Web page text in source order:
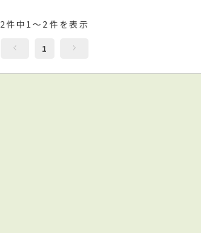
2件中1～2件を表示
1